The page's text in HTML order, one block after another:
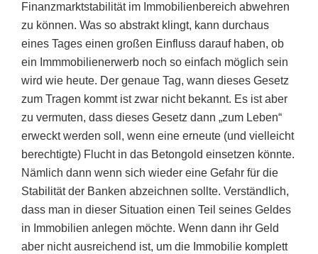
Finanzmarktstabilität im Immobilienbereich abwehren
zu können. Was so abstrakt klingt, kann durchaus
eines Tages einen großen Einfluss darauf haben, ob
ein Immmobilienerwerb noch so einfach möglich sein
wird wie heute. Der genaue Tag, wann dieses Gesetz
zum Tragen kommt ist zwar nicht bekannt. Es ist aber
zu vermuten, dass dieses Gesetz dann „zum Leben“
erweckt werden soll, wenn eine erneute (und vielleicht
berechtigte) Flucht in das Betongold einsetzen könnte.
Nämlich dann wenn sich wieder eine Gefahr für die
Stabilität der Banken abzeichnen sollte. Verständlich,
dass man in dieser Situation einen Teil seines Geldes
in Immobilien anlegen möchte. Wenn dann ihr Geld
aber nicht ausreichend ist, um die Immobilie komplett